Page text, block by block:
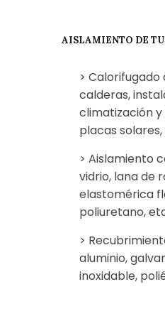
AISLAMIENTO DE
> Calorifugado
calderas,
climatización y
placas solares,
> Aislamiento
vidrio, lana de
elastomérica
poliuretano,
>
aluminio,
inoxidable,